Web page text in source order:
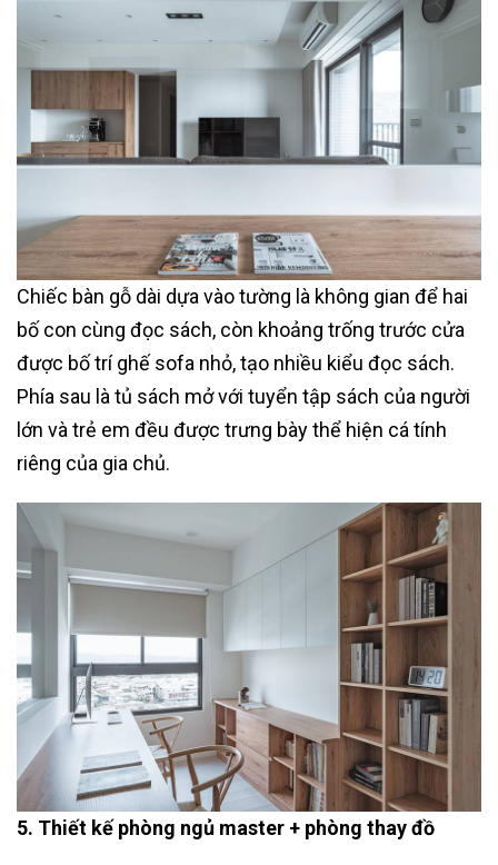
Chiếc bàn gỗ dài dựa vào tường là không gian để hai
bố con cùng đọc sách, còn khoảng trống trước cửa
được bố trí ghế sofa nhỏ, tạo nhiều kiểu đọc sách.
Phía sau là tủ sách mở với tuyển tập sách của người
lớn và trẻ em đều được trưng bày thể hiện cá tính
riêng của gia chủ.
5. Thiết kế phòng ngủ master + phòng thay đồ